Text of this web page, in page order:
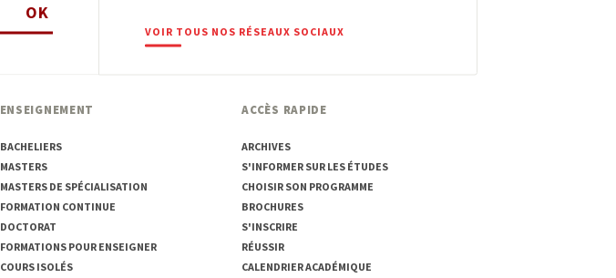
OK
VOIR TOUS NOS RÉSEAUX SOCIAUX
ENSEIGNEMENT
BACHELIERS
MASTERS
MASTERS DE SPÉCIALISATION
FORMATION CONTINUE
DOCTORAT
FORMATIONS POUR ENSEIGNER
COURS ISOLÉS
ACCÈS RAPIDE
ARCHIVES
S'INFORMER SUR LES ÉTUDES
CHOISIR SON PROGRAMME
BROCHURES
S'INSCRIRE
RÉUSSIR
CALENDRIER ACADÉMIQUE